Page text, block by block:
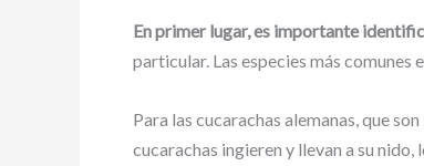
En primer lugar, es importante
particular. Las especies más comunes
Para las cucarachas alemanas, que
cucarachas ingieren y llevan a su